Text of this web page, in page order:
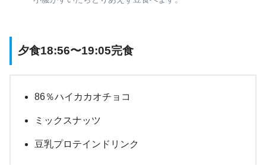
夕食18:56〜19:05完食
86％ハイカカオチョコ
ミックスナッツ
豆乳プロテインドリンク